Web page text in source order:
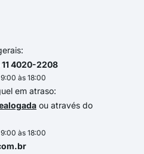
4020-2208
às 18:00
em atraso:
ou através do
às 18:00